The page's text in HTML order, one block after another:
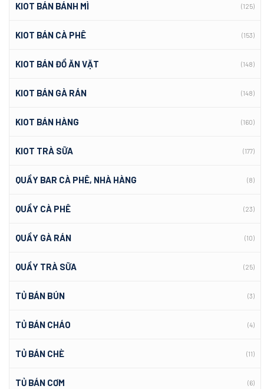
KIOT BÁN BÁNH MÌ (125)
KIOT BÁN CÀ PHÊ (153)
KIOT BÁN ĐỒ ĂN VẶT (148)
KIOT BÁN GÀ RÁN (148)
KIOT BÁN HÀNG (160)
KIOT TRÀ SỮA (177)
QUẦY BAR CÀ PHÊ, NHÀ HÀNG (8)
QUẦY CÀ PHÊ (23)
QUẦY GÀ RÁN (10)
QUẦY TRÀ SỮA (25)
TỦ BÁN BÚN (3)
TỦ BÁN CHÁO (4)
TỦ BÁN CHÈ (11)
TỦ BÁN CƠM (6)